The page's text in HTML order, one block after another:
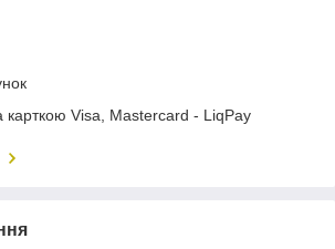
Visa, Mastercard - LiqPay